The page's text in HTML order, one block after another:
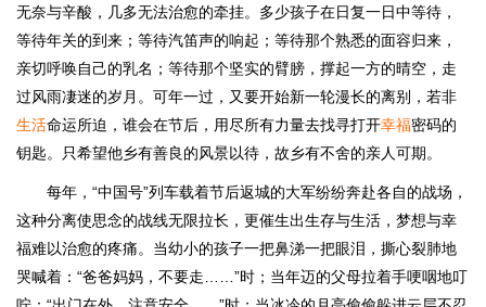
无奈与辛酸，几多无法治愈的牵挂。多少孩子在日复一日中等待，
等待年关的到来；等待汽笛声的响起；等待那个熟悉的面容归来，
亲切呼唤自己的乳名；等待那个坚实的臂膀，撑起一方的晴空，走
过风雨凄迷的岁月。可年一过，又要开始新一轮漫长的离别，若非
生活命运所迫，谁会在节后，用尽所有力量去找寻打开幸福密码的
钥匙。只希望他乡有善良的风景以待，故乡有不舍的亲人可期。
每年，“中国号”列车载着节后返城的大军纷纷奔赴各自的战场，
这种分离使思念的战线无限拉长，更催生出生存与生活，梦想与幸
福难以治愈的疼痛。当幼小的孩子一把鼻涕一把眼泪，撕心裂肺地
哭喊着：“爸爸妈妈，不要走……”时；当年迈的父母拉着手哽咽地叮